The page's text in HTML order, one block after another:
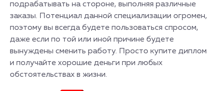
подрабатывать на стороне, выполняя различные
заказы. Потенциал данной специализации огромен,
поэтому вы всегда будете пользоваться спросом,
даже если по той или иной причине будете
вынуждены сменить работу. Просто купите диплом
и получайте хорошие деньги при любых
обстоятельствах в жизни.